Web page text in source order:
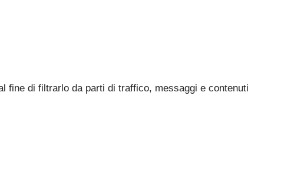
fine di filtrarlo da parti di traffico, messaggi e contenuti